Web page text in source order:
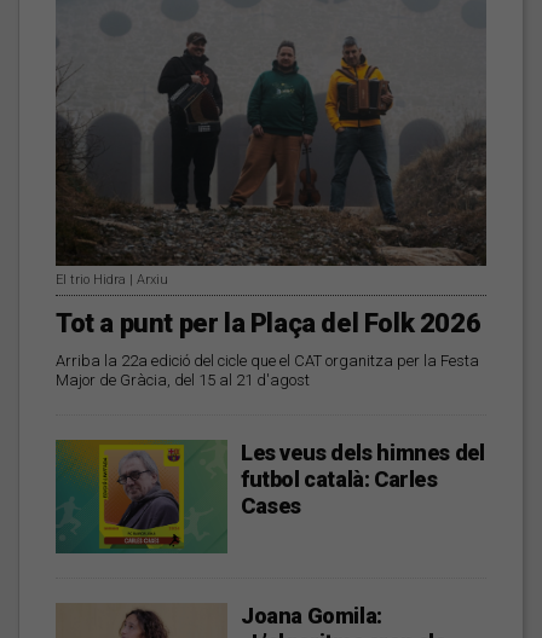
El trio Hidra | Arxiu
Tot a punt per la Plaça del Folk 2026
Arriba la 22a edició del cicle que el CAT organitza per la Festa
Major de Gràcia, del 15 al 21 d'agost
Les veus dels himnes del
futbol català: Carles
Cases
Joana Gomila: